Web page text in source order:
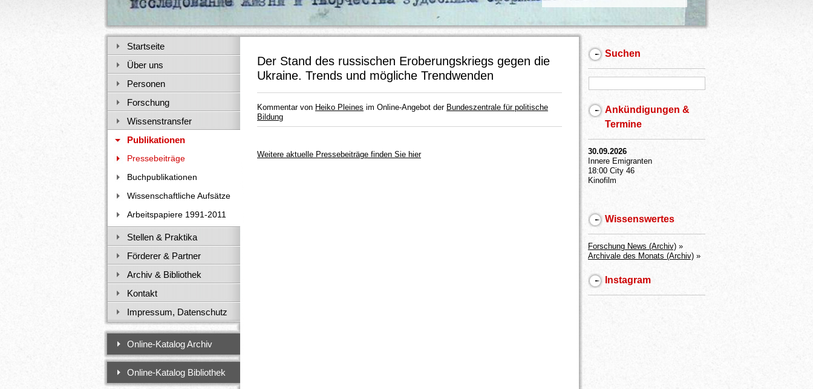
Suchen
Ankündigungen &
Termine
30.09.2026
Innere Emigranten
18:00 City 46
Kinofilm
Wissenswertes
Forschung News (Archiv) »
Archivale des Monats (Archiv) »
Instagram
Der Stand des russischen Eroberungskriegs gegen die
Ukraine. Trends und mögliche Trendwenden
Kommentar von Heiko Pleines im Online-Angebot der Bundeszentrale für politische
Bildung
Weitere aktuelle Pressebeiträge finden Sie hier
Startseite
Über uns
Personen
Forschung
Wissenstransfer
Publikationen
Pressebeiträge
Buchpublikationen
Wissenschaftliche Aufsätze
Arbeitspapiere 1991-2011
Stellen & Praktika
Förderer & Partner
Archiv & Bibliothek
Kontakt
Impressum, Datenschutz
Online-Katalog Archiv
Online-Katalog Bibliothek